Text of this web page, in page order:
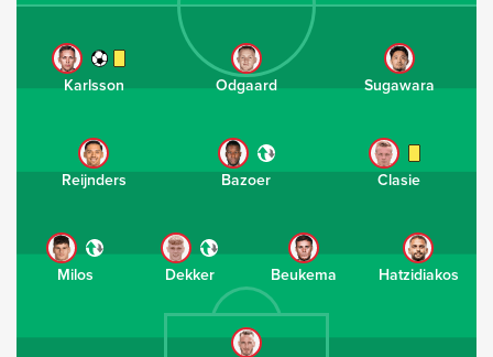
Hatzidiakos
Beukema
Dekker
Milos
Clasie
Bazoer
Reijnders
Sugawara
Odgaard
Karlsson